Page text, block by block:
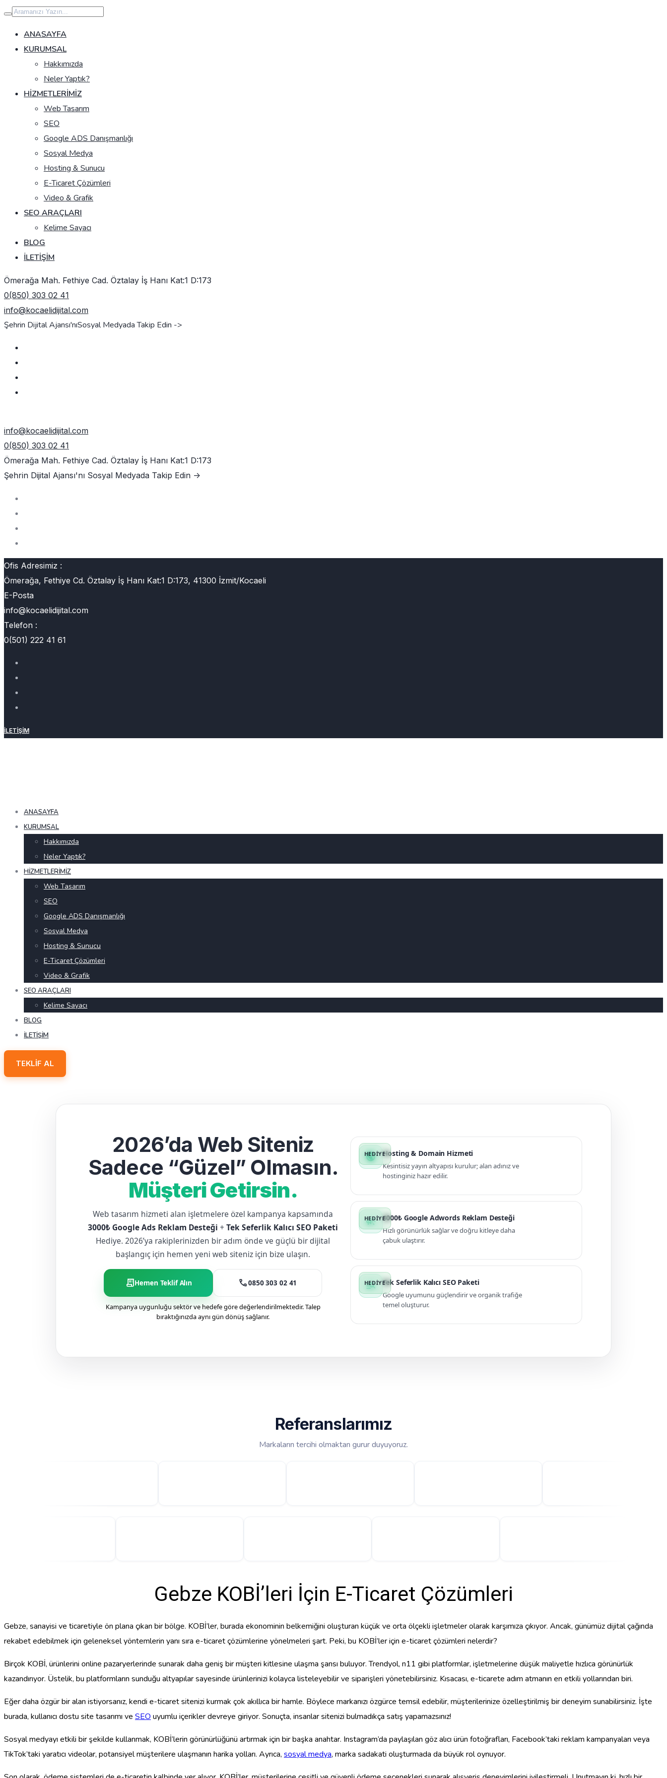
İçeriğe
geç
ANASAYFA
KURUMSAL
Hakkımızda
Neler Yaptık?
HIZMETLERIMIZ
Web Tasarım
SEO
Google ADS Danışmanlığı
Sosyal Medya
Hosting & Sunucu
E-Ticaret Çözümleri
Video & Grafik
SEO ARAÇLARI
Kelime Sayacı
BLOG
İLETIŞIM
Ömerağa Mah. Fethiye Cad. Öztalay İş Hanı Kat:1 D:173
0(850) 303 02 41
info@kocaelidijital.com
Şehrin Dijital Ajansı'nıSosyal Medyada Takip Edin ->
info@kocaelidijital.com
0(850) 303 02 41
Ömerağa Mah. Fethiye Cad. Öztalay İş Hanı Kat:1 D:173
Şehrin Dijital Ajansı'nı Sosyal Medyada Takip Edin ->
Ofis Adresimiz :
Ömerağa, Fethiye Cd. Öztalay İş Hanı Kat:1 D:173, 41300 İzmit/Kocaeli
E-Posta
info@kocaelidijital.com
Telefon :
0(501) 222 41 61
İLETIŞIM
ANASAYFA
KURUMSAL
Hakkımızda
Neler Yaptık?
HIZMETLERIMIZ
Web Tasarım
SEO
Google ADS Danışmanlığı
Sosyal Medya
Hosting & Sunucu
E-Ticaret Çözümleri
Video & Grafik
SEO ARAÇLARI
Kelime Sayacı
BLOG
İLETIŞIM
TEKLIF AL
2026’da Web Siteniz
Sadece “Güzel” Olmasın.
Müşteri Getirsin.
Web tasarım hizmeti alan işletmelere özel kampanya kapsamında
3000₺ Google Ads Reklam Desteği +Tek Seferlik Kalıcı SEO Paketi
Hediye. 2026’ya rakiplerinizden bir adım önde ve güçlü bir dijital
başlangıç için hemen yeni web siteniz için bize ulaşın.
receipt_longHemen Teklif Alın call0850 303 02 41
Kampanya uygunluğu sektör ve hedefe göre değerlendirilmektedir. Talep
bıraktığınızda aynı gün dönüş sağlanır.
public Hosting & Domain Hizmeti
Kesintisiz yayın altyapısı kurulur; alan adınız ve
hostinginiz hazır edilir.
campaign 3000₺ Google Adwords Reklam Desteği
Hızlı görünürlük sağlar ve doğru kitleye daha
çabuk ulaştırır.
manage_search Tek Seferlik Kalıcı SEO Paketi
Google uyumunu güçlendirir ve organik trafiğe
temel oluşturur.
Referanslarımız
Markaların tercihi olmaktan gurur duyuyoruz.
Gebze KOBİ’leri İçin E-Ticaret Çözümleri
Gebze, sanayisi ve ticaretiyle ön plana çıkan bir bölge. KOBİ’ler, burada ekonominin belkemiğini oluşturan küçük ve orta ölçekli işletmeler olarak karşımıza çıkıyor. Ancak, günümüz dijital çağında
rekabet edebilmek için geleneksel yöntemlerin yanı sıra e-ticaret çözümlerine yönelmeleri şart. Peki, bu KOBİ’ler için e-ticaret çözümleri nelerdir?
Birçok KOBİ, ürünlerini online pazaryerlerinde sunarak daha geniş bir müşteri kitlesine ulaşma şansı buluyor. Trendyol, n11 gibi platformlar, işletmelerine düşük maliyetle hızlıca görünürlük
kazandırıyor. Üstelik, bu platformların sunduğu altyapılar sayesinde ürünlerinizi kolayca listeleyebilir ve siparişleri yönetebilirsiniz. Kısacası, e-ticarete adım atmanın en etkili yollarından biri.
Eğer daha özgür bir alan istiyorsanız, kendi e-ticaret sitenizi kurmak çok akıllıca bir hamle. Böylece markanızı özgürce temsil edebilir, müşterilerinize özelleştirilmiş bir deneyim sunabilirsiniz. İşte
burada, kullanıcı dostu site tasarımı ve SEO uyumlu içerikler devreye giriyor. Sonuçta, insanlar sitenizi bulmadıkça satış yapamazsınız!
Sosyal medyayı etkili bir şekilde kullanmak, KOBİ’lerin görünürlüğünü artırmak için bir başka anahtar. Instagram’da paylaşılan göz alıcı ürün fotoğrafları, Facebook’taki reklam kampanyaları veya
TikTok’taki yaratıcı videolar, potansiyel müşterilere ulaşmanın harika yolları. Ayrıca, sosyal medya, marka sadakati oluşturmada da büyük rol oynuyor.